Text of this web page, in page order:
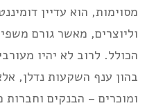
מסוימות, הוא עדיין
וליוצרים, מאשר גורם
הכולל. לרוב לא יהיו
בהון ענף השקעות נדלן,
ומוכרים – הבנקים וחברות